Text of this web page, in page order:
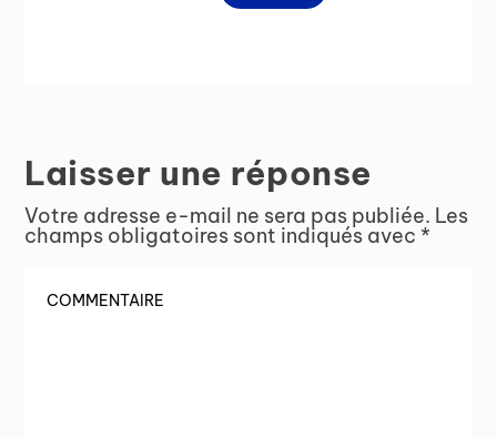
Laisser une réponse
Votre adresse e-mail ne sera pas publiée. Les
champs obligatoires sont indiqués avec *